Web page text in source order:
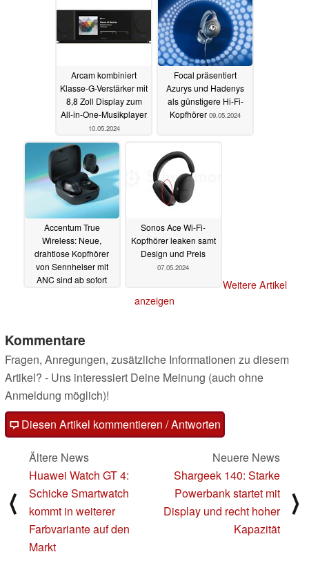
Arcam kombiniert
Klasse-G-Verstärker mit
8,8 Zoll Display zum
All-in-One-Musikplayer
10.05.2024
Focal präsentiert
Azurys und Hadenys
als günstigere Hi-Fi-
Kopfhörer 09.05.2024
Accentum True
Wireless: Neue,
drahtlose Kopfhörer
von Sennheiser mit
ANC sind ab sofort
Sonos Ace Wi-Fi-
Kopfhörer leaken samt
Design und Preis
07.05.2024
Weitere Artikel
anzeigen
Kommentare
Fragen, Anregungen, zusätzliche Informationen zu diesem
Artikel? - Uns interessiert Deine Meinung (auch ohne
Anmeldung möglich)!
Diesen Artikel kommentieren / Antworten
⟨
Ältere News
Huawei Watch GT 4:
Schicke Smartwatch
kommt in weiterer
Farbvariante auf den
Markt
Neuere News
Shargeek 140: Starke
Powerbank startet mit
Display und recht hoher
Kapazität
⟩